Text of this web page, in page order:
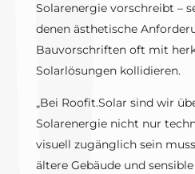
Solarenergie vorschreibt –
denen ästhetische
Bauvorschriften oft mit
Solarlösungen kollidieren.
„Bei Roofit.Solar sind wir
Solarenergie nicht nur
visuell zugänglich sein
ältere Gebäude und